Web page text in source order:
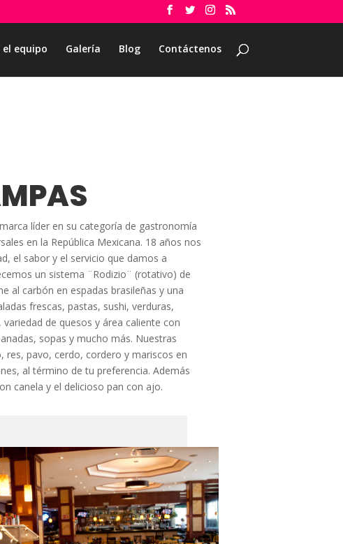
el equipo Galería Blog Contáctenos
líder en su categoría de gastronomía
en la República Mexicana. 18 años nos
el sabor y el servicio que damos a
un sistema ¨Rodizio¨ (rotativo) de
al carbón en espadas brasileñas y una
frescas, pastas, sushi, verduras,
de quesos y área caliente con
sopas y mucho más. Nuestras
res, pavo, cerdo, cordero y mariscos en
al término de tu preferencia. Además
canela y el delicioso pan con ajo.